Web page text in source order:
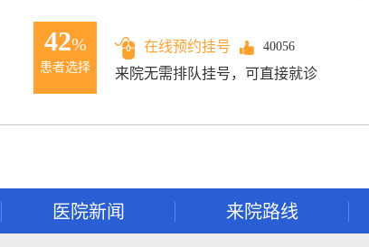
42%
患者选择
在线预约挂号 40056
来院无需排队挂号，可直接就诊
医院新闻 来院路线